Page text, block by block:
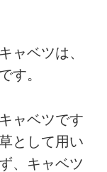
ャベツは、
す。
ャベツです
として用い
、キャベツ